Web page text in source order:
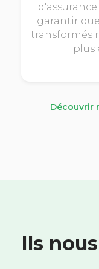
garantir
transformés
plus
Découvrir
Ils